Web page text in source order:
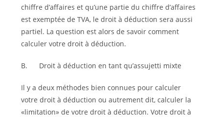
chiffre d’affaires et qu’une partie du chiffre d’affaires
est exemptée de TVA, le droit à déduction sera aussi
partiel. La question est alors de savoir comment
calculer votre droit à déduction.
B. Droit à déduction en tant qu’assujetti mixte
Il y a deux méthodes bien connues pour calculer
votre droit à déduction ou autrement dit, calculer la
«limitation» de votre droit à déduction. Votre droit à